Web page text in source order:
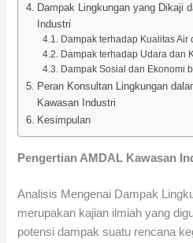
Dampak Lingkungan yang Dikaji
Industri
Dampak terhadap Kualitas Air
Dampak terhadap Udara dan
Dampak Sosial dan Ekonomi
Peran Konsultan Lingkungan
Kawasan Industri
Kesimpulan
Pengertian AMDAL Kawasan
Analisis Mengenai Dampak
merupakan kajian ilmiah yang
potensi dampak suatu rencana